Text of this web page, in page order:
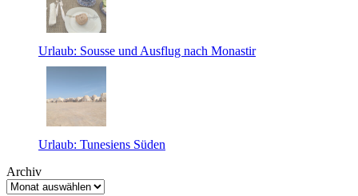
Urlaub: Sousse und Ausflug nach Monastir
Urlaub: Tunesiens Süden
Archiv